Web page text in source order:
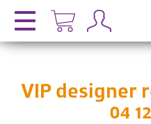
VIP designer
04